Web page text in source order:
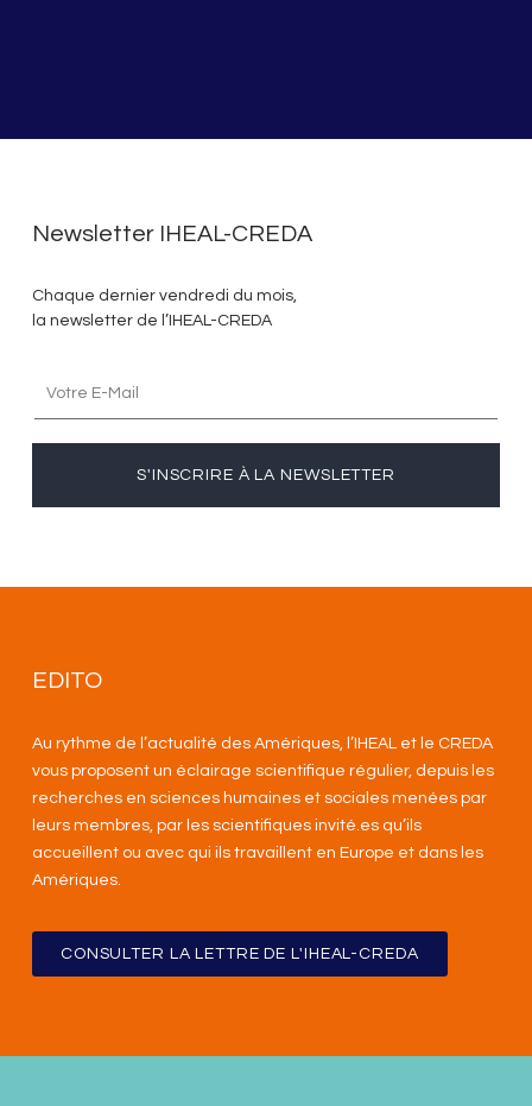
Newsletter IHEAL-CREDA
Chaque dernier vendredi du mois,
la newsletter de l’IHEAL-CREDA
S'INSCRIRE À LA NEWSLETTER
EDITO
Au rythme de l’actualité des Amériques, l’IHEAL et le CREDA
vous proposent un éclairage scientifique régulier, depuis les
recherches en sciences humaines et sociales menées par
leurs membres, par les scientifiques invité.es qu’ils
accueillent ou avec qui ils travaillent en Europe et dans les
Amériques.
CONSULTER LA LETTRE DE L'IHEAL-CREDA